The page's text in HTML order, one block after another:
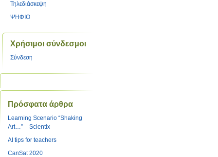
Πρόσφατα άρθρα
Learning Scenario “Shaking
Art…” – Scientix
AI tips for teachers
CanSat 2020
Τηλεδιάσκεψη
ΨΗΦΙΟ
Χρήσιμοι σύνδεσμοι
Σύνδεση